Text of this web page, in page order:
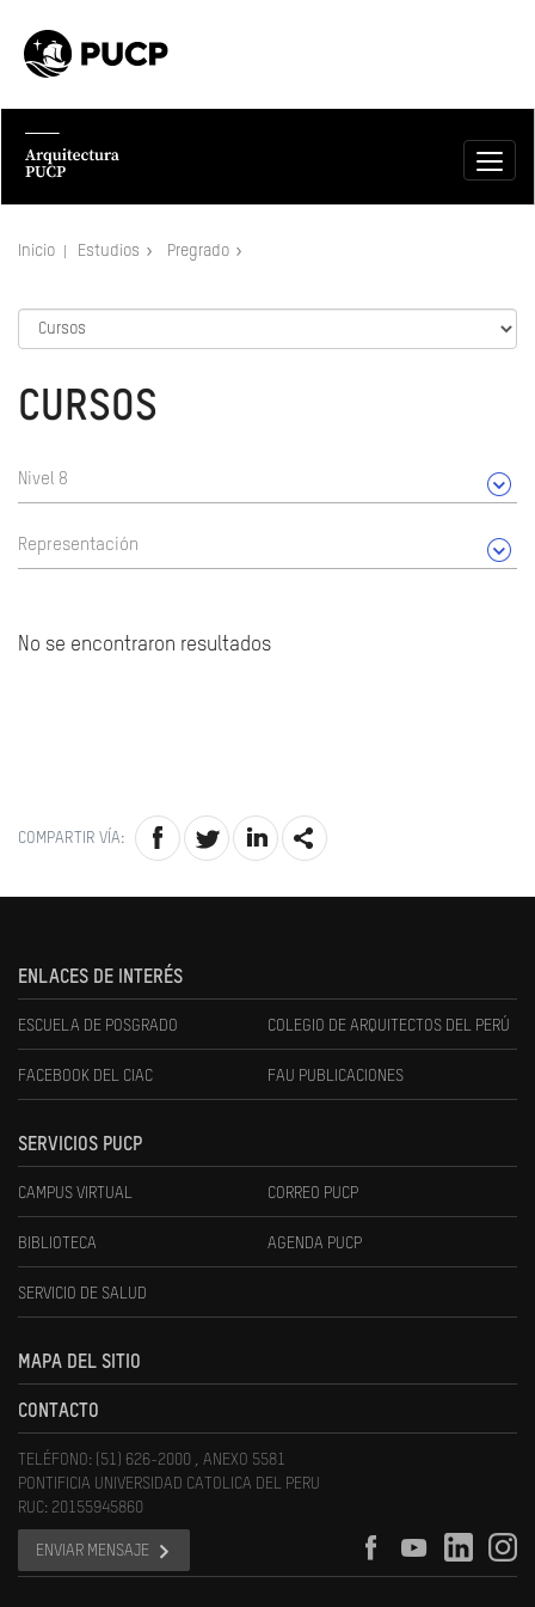
Inicio Estudios Pregrado
CURSOS
Nivel 8
Representación
No se encontraron resultados
COMPARTIR VÍA:
ENLACES DE INTERÉS
ESCUELA DE POSGRADO COLEGIO DE ARQUITECTOS DEL PERÚ
FACEBOOK DEL CIAC FAU PUBLICACIONES
SERVICIOS PUCP
CAMPUS VIRTUAL CORREO PUCP
BIBLIOTECA AGENDA PUCP
SERVICIO DE SALUD
MAPA DEL SITIO
CONTACTO
TELÉFONO: (51) 626-2000 , ANEXO 5581
PONTIFICIA UNIVERSIDAD CATOLICA DEL PERU
RUC: 20155945860
ENVIAR MENSAJE